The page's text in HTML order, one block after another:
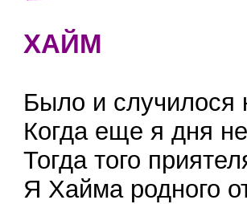
ХАЙМ
Было и случилося
Когда еще я дня
Тогда того
Я Хайма родного